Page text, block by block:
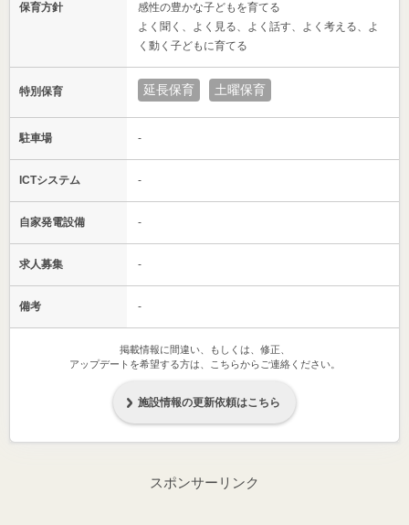
保育方針
感性の豊かな子どもを育てる
よく聞く、よく見る、よく話す、よく考える、よ
く動く子どもに育てる
特別保育 延長保育 土曜保育
駐車場 -
ICTシステム -
自家発電設備 -
求人募集 -
備考 -
掲載情報に間違い、もしくは、修正、
アップデートを希望する方は、こちらからご連絡ください。
施設情報の更新依頼はこちら
スポンサーリンク